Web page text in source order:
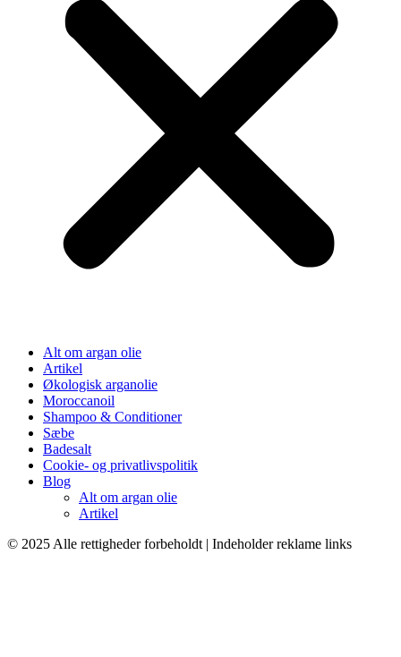
Alt om argan olie
Artikel
Økologisk arganolie
Moroccanoil
Shampoo & Conditioner
Sæbe
Badesalt
Cookie- og privatlivspolitik
Blog
Alt om argan olie
Artikel
© 2025 Alle rettigheder forbeholdt | Indeholder reklame links